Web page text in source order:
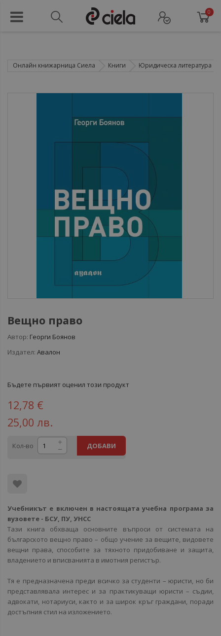
0
Онлайн книжарница Сиела Книги Юридическа литература
Вещно право
Автор: Георги Боянов
Издател: Авалон
Бъдете първият оценил този продукт
12,78 €
25,00 лв.
Кол-во ДОБАВИ
Учебникът е включен в настоящата учебна програма за
вузовете - БСУ, ПУ, УНСС
Тази книга обхваща основните въпроси от системата на
българското вещно право – общо учение за вещите, видовете
вещни права, способите за тяхното придобиване и защита,
владението и вписванията в имотния регистър.
Тя е предназначена преди всичко за студенти – юристи, но би
представлявала интерес и за практикуващи юристи – съдии,
адвокати, нотариуси, както и за широк кръг граждани, поради
достъпния стил на изложението.